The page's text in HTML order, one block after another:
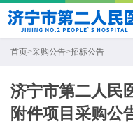
首页>采购公告>招标公告
济宁市第二人民
附件项目采购公